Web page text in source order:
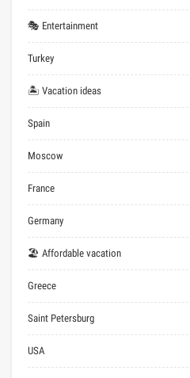
🎭 Entertainment
Turkey
🏝 Vacation ideas
Spain
Moscow
France
Germany
🏖 Affordable vacation
Greece
Saint Petersburg
USA